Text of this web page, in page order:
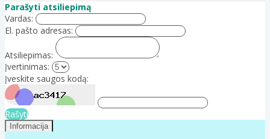
Parašyti atsiliepimą
Vardas:
El. pašto adresas:
Atsiliepimas:
Įvertinimas:
Įveskite saugos kodą:
Rašyti
Informacija